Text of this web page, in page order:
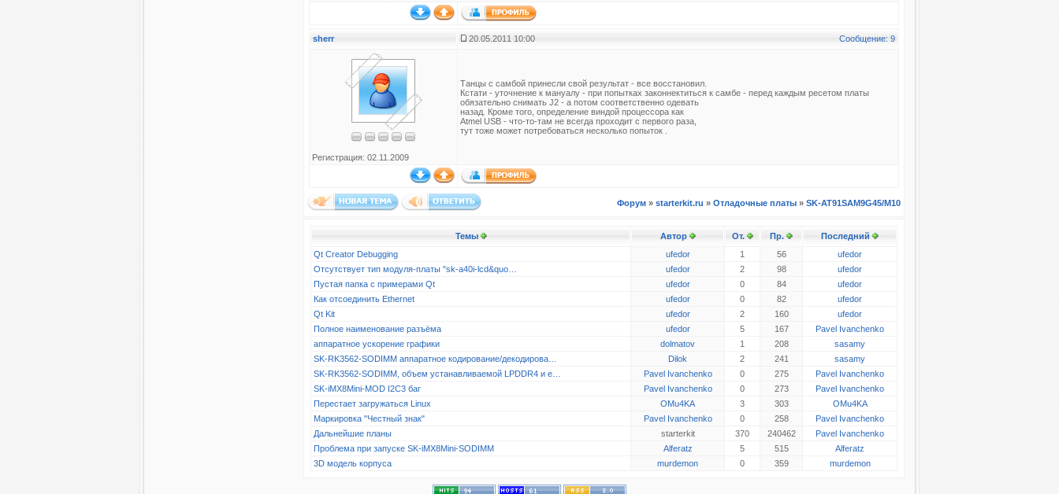
sherr 20.05.2011 10:00 Сообщение: 9
Регистрация: 02.11.2009
Танцы с самбой принесли свой результат - все восстановил.
Кстати - уточнение к мануалу - при попытках законнектиться к самбе - перед каждым ресетом платы
обязательно снимать J2 - а потом соответственно одевать
назад. Кроме того, определение виндой процессора как
Atmel USB - что-то-там не всегда проходит с первого раза,
тут тоже может потребоваться несколько попыток .
Форум » starterkit.ru » Отладочные платы » SK-AT91SAM9G45/M10
Темы Автор От. Пр.
Последний
Qt Creator Debugging
ufedor 1 56
ufedor
Отсутствует тип модуля-платы "sk-a40i-lcd&quo…
ufedor 2 98
ufedor
Пустая папка с примерами Qt
ufedor 0 84
ufedor
Как отсоединить Ethernet
ufedor 0 82
ufedor
Qt Kit
ufedor 2 160
ufedor
Полное наименование разъёма
ufedor 5 167
Pavel Ivanchenko
аппаратное ускорение графики
dolmatov 1 208
sasamy
SK-RK3562-SODIMM аппаратное кодирование/декодирова…
Dilok 2 241
sasamy
SK-RK3562-SODIMM, объем устанавливаемой LPDDR4 и e…
Pavel Ivanchenko 0 275
Pavel Ivanchenko
SK-iMX8Mini-MOD I2C3 баг
Pavel Ivanchenko 0 273
Pavel Ivanchenko
Перестает загружаться Linux
OMu4KA 3 303
OMu4KA
Маркировка "Честный знак"
Pavel Ivanchenko 0 258
Pavel Ivanchenko
Дальнейшие планы
starterkit 370 240462
Pavel Ivanchenko
Проблема при запуске SK-iMX8Mini-SODIMM
Alferatz 5 515
Alferatz
3D модель корпуса
murdemon 0 359 murdemon